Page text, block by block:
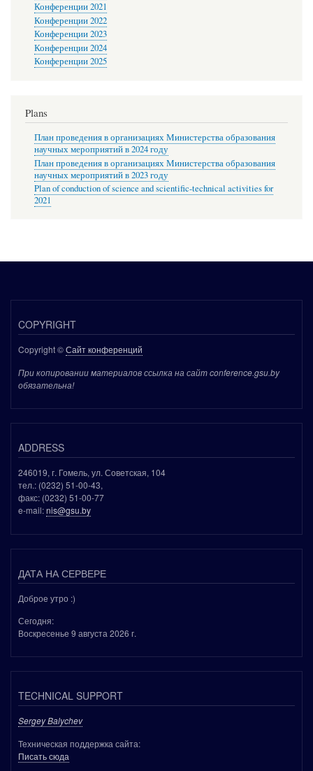
Конференции 2021
Конференции 2022
Конференции 2023
Конференции 2024
Конференции 2025
Plans
План проведения в организациях Министерства образования
научных мероприятий в 2024 году
План проведения в организациях Министерства образования
научных мероприятий в 2023 году
Plan of conduction of science and scientific-technical activities for
2021
COPYRIGHT
Copyright ©Сайт конференций
При копировании материалов ссылка на сайт conference.gsu.by
обязательна!
ADDRESS
246019, г. Гомель, ул. Советская, 104
тел.: (0232) 51-00-43,
факс: (0232) 51-00-77
e-mail:nis@gsu.by
ДАТА НА СЕРВЕРЕ
Доброе утро :)
Сегодня:
Воскресенье 9 августа 2026 г.
TECHNICAL SUPPORT
Sergey Balychev
Техническая поддержка сайта:
Писать сюда